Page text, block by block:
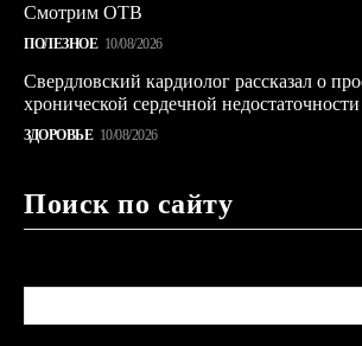
Смотрим ОТВ
ПОЛЕЗНОЕ 10/08/2026
Свердловский кардиолог рассказал о
хронической сердечной недостаточности
ЗДОРОВЬЕ 10/08/2026
Поиск по сайту